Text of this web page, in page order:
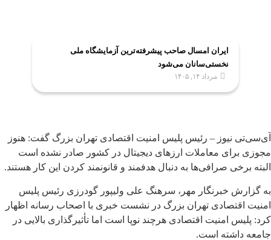
ایران امسال صاحب پیشرفته‌ترین آزمایشگاه ملی
نخستی‌سانان می‌شود
مرداد ۱۴, ۱۴۰۵
آی‌سی‌تی نیوز – رئیس پلیس امنیت اقتصادی تهران بزرگ گفت: هنوز
مجوزی برای معاملات ارزهای دیجیتال در کشور صادر نشده است
البته برخی صرافی‌ها به دنبال هدفمند و قانونمند کردن این کار هستند.
به گزارش خبرنگار مهر، سرهنگ علی ولیپور گودرزی رئیس پلیس
امنیت اقتصادی تهران بزرگ در نشست خبری با اصحاب رسانه اظهار
کرد: پلیس امنیت اقتصادی هرچند نوپا است اما تأثیرگذاری بالایی در
جامعه داشته است.